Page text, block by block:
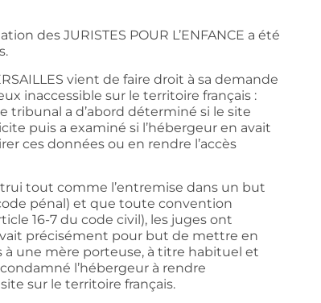
des JURISTES POUR L’ENFANCE a été
vient de faire droit à sa demande
inaccessible sur le territoire français :
tribunal a d’abord déterminé si le site
puis a examiné si l’hébergeur en avait
ces données ou en rendre l’accès
tout comme l’entremise dans un but
pénal) et que toute convention
16-7 du code civil), les juges ont
précisément pour but de mettre en
une mère porteuse, à titre habituel et
l’hébergeur à rendre
sur le territoire français.